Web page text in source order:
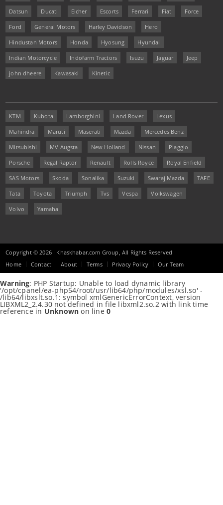
Datsun Ducati Eicher Escorts Ferrari Fiat Force
Ford General Motors Harley Davidson Hero
Hindustan Motors Honda Hyosung Hyundai
Indian Motorcycle Indofarm Tractors Isuzu Jaguar Jeep
john dheere Kawasaki Kinetic
KTM Kubota Lamborghini Land Rover Lexus
Mahindra Maruti Maserati Mazda Mercedes Benz
Mitsubishi MV Augsta New Holland Nissan Piaggio
Porsche Regal Raptor Renault Rolls Royce Royal Enfield
SAS Motors Skoda Sonalika Suzuki Swaraj Mazda TAFE
Tata Toyota Triumph Tvs Vespa Volkswagen
Volvo Yamaha
Copyright © 2026 I Khaskhabar.com Group, All Rights Reserved
Home
Contact About Terms Privacy Policy Our Team
Warning: PHP Startup: Unable to load dynamic library
'/opt/cpanel/ea-php54/root/usr/lib64/php/modules/xsl.so' -
/lib64/libxslt.so.1: symbol xmlGenericErrorContext, version
LIBXML2_2.4.30 not defined in file libxml2.so.2 with link time
reference in Unknown on line0